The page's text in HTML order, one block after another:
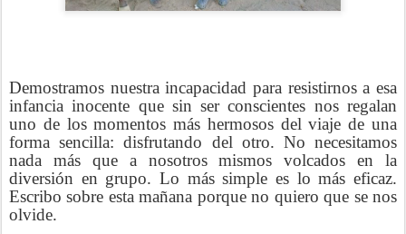
Demostramos nuestra incapacidad para resistirnos a esa
infancia inocente que sin ser conscientes nos regalan
uno de los momentos más hermosos del viaje de una
forma sencilla: disfrutando del otro. No necesitamos
nada más que a nosotros mismos volcados en la
diversión en grupo. Lo más simple es lo más eficaz.
Escribo sobre esta mañana porque no quiero que se nos
olvide.